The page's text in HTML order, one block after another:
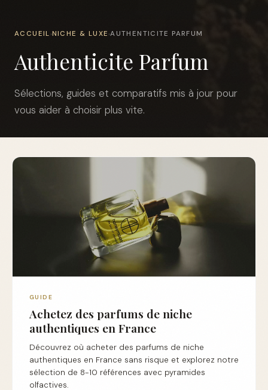
ACCUEIL ›NICHE & LUXE ›AUTHENTICITE PARFUM
Authenticite Parfum
Sélections, guides et comparatifs mis à jour pour
vous aider à choisir plus vite.
GUIDE
Achetez des parfums de niche
authentiques en France
Découvrez où acheter des parfums de niche
authentiques en France sans risque et explorez notre
sélection de 8-10 références avec pyramides
olfactives.